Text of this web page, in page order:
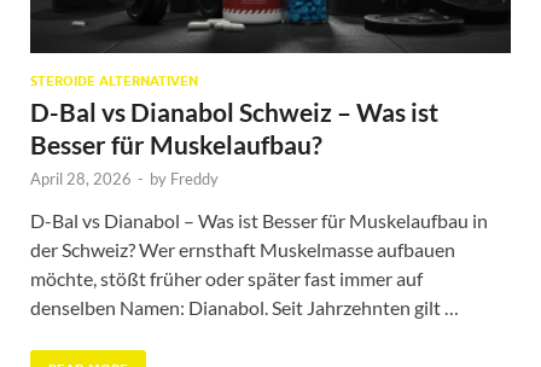
STEROIDE ALTERNATIVEN
D-Bal vs Dianabol Schweiz – Was ist
Besser für Muskelaufbau?
April 28, 2026 - by Freddy
D-Bal vs Dianabol – Was ist Besser für Muskelaufbau in
der Schweiz? Wer ernsthaft Muskelmasse aufbauen
möchte, stößt früher oder später fast immer auf
denselben Namen: Dianabol. Seit Jahrzehnten gilt …